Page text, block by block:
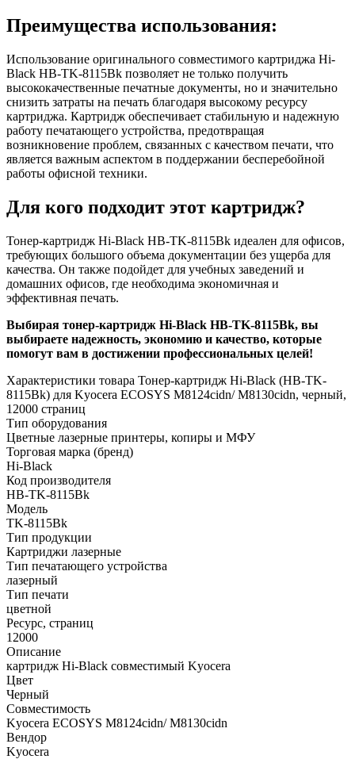
Преимущества использования:
Использование оригинального совместимого картриджа Hi-
Black HB-TK-8115Bk позволяет не только получить
высококачественные печатные документы, но и значительно
снизить затраты на печать благодаря высокому ресурсу
картриджа. Картридж обеспечивает стабильную и надежную
работу печатающего устройства, предотвращая
возникновение проблем, связанных с качеством печати, что
является важным аспектом в поддержании бесперебойной
работы офисной техники.
Для кого подходит этот картридж?
Тонер-картридж Hi-Black HB-TK-8115Bk идеален для офисов,
требующих большого объема документации без ущерба для
качества. Он также подойдет для учебных заведений и
домашних офисов, где необходима экономичная и
эффективная печать.
Выбирая тонер-картридж Hi-Black HB-TK-8115Bk, вы
выбираете надежность, экономию и качество, которые
помогут вам в достижении профессиональных целей!
Характеристики товара Тонер-картридж Hi-Black (HB-TK-
8115Bk) для Kyocera ECOSYS M8124cidn/ M8130cidn, черный,
12000 страниц
Тип оборудования
Цветные лазерные принтеры, копиры и МФУ
Торговая марка (бренд)
Hi-Black
Код производителя
HB-TK-8115Bk
Модель
TK-8115Bk
Тип продукции
Картриджи лазерные
Тип печатающего устройства
лазерный
Тип печати
цветной
Ресурс, страниц
12000
Описание
картридж Hi-Black совместимый Kyocera
Цвет
Черный
Совместимость
Kyocera ECOSYS M8124cidn/ M8130cidn
Вендор
Kyocera